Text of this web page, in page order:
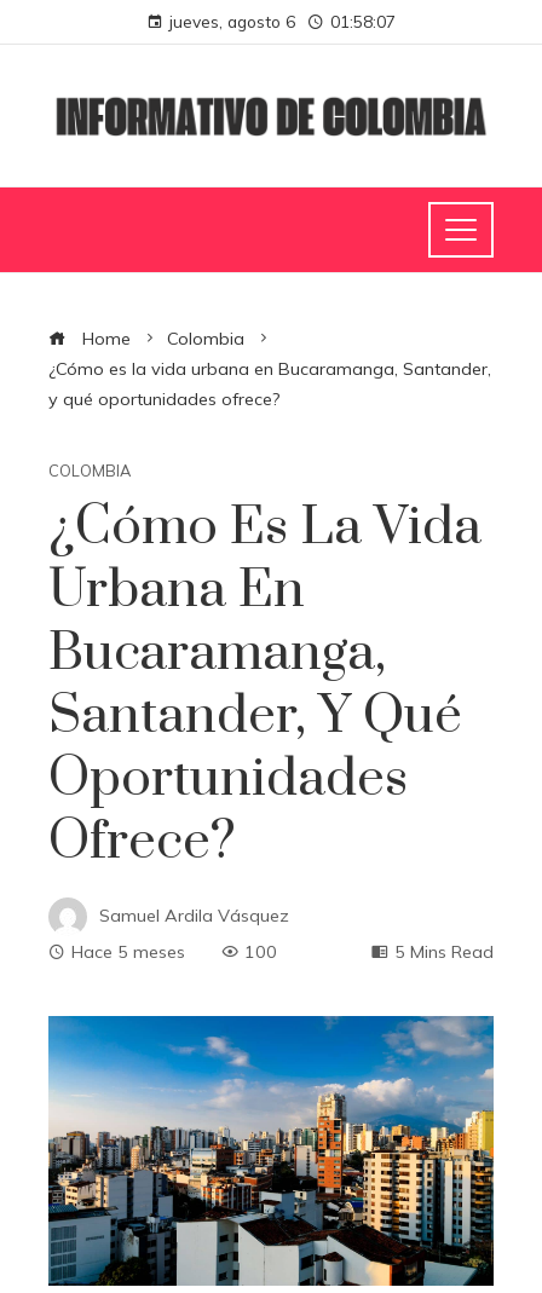
jueves, agosto 6 01:58:08
Home
Colombia
¿Cómo es la vida urbana en Bucaramanga, Santander,
y qué oportunidades ofrece?
COLOMBIA
¿Cómo Es La Vida
Urbana En
Bucaramanga,
Santander, Y Qué
Oportunidades
Ofrece?
Samuel Ardila Vásquez
Hace 5 meses
100 5 Mins Read